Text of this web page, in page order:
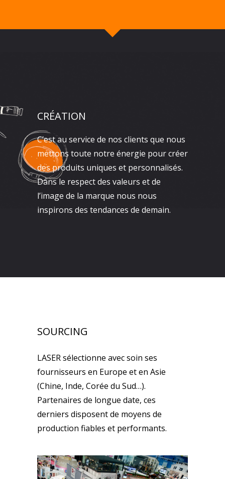
CRÉATION
C’est au service de nos clients que nous
mettons toute notre énergie pour créer
des produits uniques et personnalisés.
Dans le respect des valeurs et de
l’image de la marque nous nous
inspirons des tendances de demain.
SOURCING
LASER sélectionne avec soin ses
fournisseurs en Europe et en Asie
(Chine, Inde, Corée du Sud…).
Partenaires de longue date, ces
derniers disposent de moyens de
production fiables et performants.